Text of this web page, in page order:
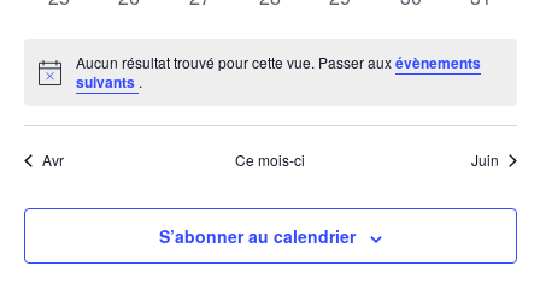
Notice
Aucun résultat trouvé pour cette vue. Passer auxévènements
suivants .
Avr Ce mois-ci Juin
S’abonner au calendrier